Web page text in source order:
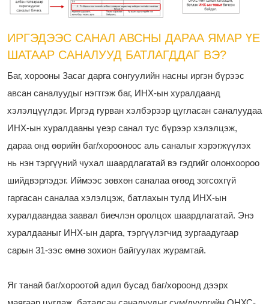
ИРГЭДЭЭС САНАЛ АВСНЫ ДАРАА ЯМАР ҮЕ
ШАТААР САНАЛУУД БАТЛАГДДАГ ВЭ?
Баг, хорооны Засаг дарга сонгуулийн насны иргэн бүрээс
авсан саналуудыг нэгтгэж баг, ИНХ-ын хуралдаанд
хэлэлцүүлдэг. Иргэд гурван хэлбэрээр цугласан саналуудаа
ИНХ-ын хуралдааны үеэр санал тус бүрээр хэлэлцэж,
дараа онд өөрийн баг/хорооноос аль саналыг хэрэгжүүлэх
нь нэн тэргүүний чухал шаардлагатай вэ гэдгийг олонхоороо
шийдвэрлэдэг. Иймээс зөвхөн саналаа өгөөд зогсохгүй
гаргасан саналаа хэлэлцэж, батлахын тулд ИНХ-ын
хуралдаандаа заавал биечлэн оролцох шаардлагатай. Энэ
хуралдааныг ИНХ-ын дарга, тэргүүлэгчид зургаадугаар
сарын 31-ээс өмнө зохион байгуулах журамтай.
Яг танай баг/хороотой адил бусад баг/хороонд дээрх